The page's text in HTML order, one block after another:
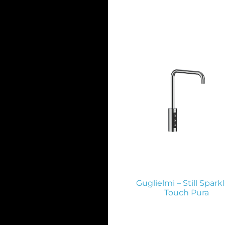
Guglielmi – Still
Touch Pura